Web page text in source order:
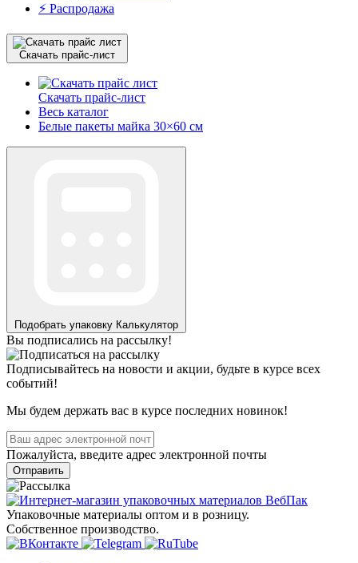
⚡️ Распродажа
Скачать прайс-лист
Скачать прайс-лист
Весь каталог
Белые пакеты майка 30×60 см
Подобрать упаковку Калькулятор
Вы подписались на рассылку!
Подписывайтесь на новости и акции, будьте в курсе всех
событий!
Мы будем держать вас в курсе последних новинок!
Пожалуйста, введите адрес электронной почты
Отправить
Упаковочные материалы оптом и в розницу.
Собственное производство.